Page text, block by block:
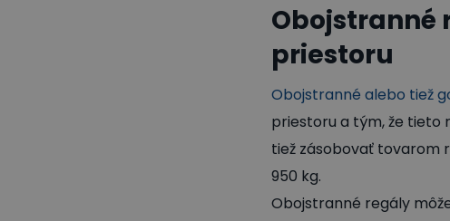
Obojstranné
priestoru
Obojstranné alebo tiež
priestoru a tým, že tieto
tiež zásobovať tovarom
950 kg.
Obojstranné regály